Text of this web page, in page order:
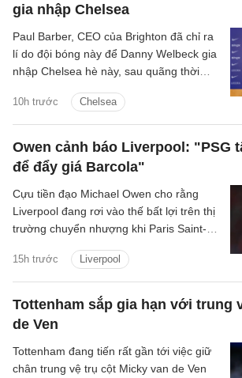
gia nhập Chelsea
10h trước Chelsea
Paul Barber, CEO của Brighton đã chỉ ra
lí do đội bóng này để Danny Welbeck gia
nhập Chelsea hè này, sau quãng thời
Owen cảnh báo Liverpool: "PSG
để đẩy giá Barcola"
15h trước Liverpool
Cựu tiền đạo Michael Owen cho rằng
Liverpool đang rơi vào thế bất lợi trên thị
trường chuyển nhượng khi Paris Saint-
người thay Mohamed Salah để đẩy giá
Bradley Barcola lên mức rất cao.
Tottenham sắp gia hạn với trung
de Ven
Tottenham đang tiến rất gần tới việc giữ
chân trung vệ trụ cột Micky van de Ven